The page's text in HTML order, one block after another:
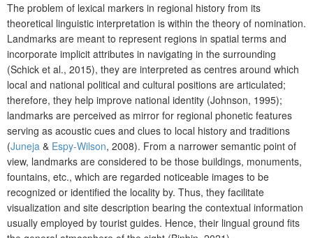
The problem of lexical markers in regional history from its
theoretical linguistic interpretation is within the theory of nomination.
Landmarks are meant to represent regions in spatial terms and
incorporate implicit attributes in navigating in the surrounding
(Schick et al., 2015), they are interpreted as centres around which
local and national political and cultural positions are articulated;
therefore, they help improve national identity (Johnson, 1995);
landmarks are perceived as mirror for regional phonetic features
serving as acoustic cues and clues to local history and traditions
(Juneja & Espy-Wilson, 2008). From a narrower semantic point of
view, landmarks are considered to be those buildings, monuments,
fountains, etc., which are regarded noticeable images to be
recognized or identified the locality by. Thus, they facilitate
visualization and site description bearing the contextual information
usually employed by tourist guides. Hence, their lingual ground fits